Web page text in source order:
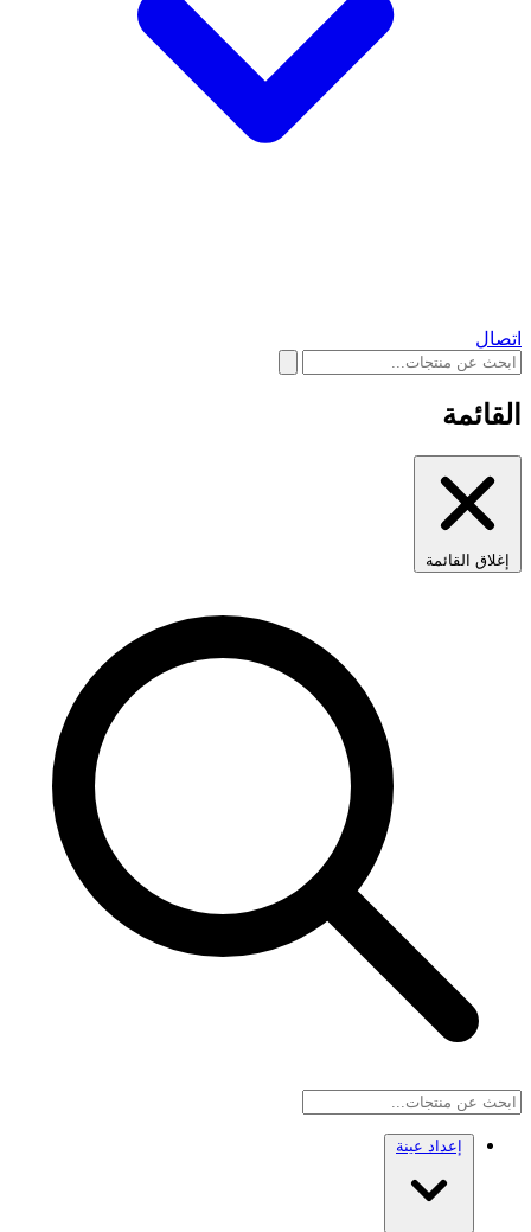
اتصال
القائمة
إغلاق القائمة
إعداد عينة